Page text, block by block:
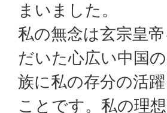
まいました。
私の無念は玄宗皇
だいた心広い中国
族に私の存分の活
ことです。私の理